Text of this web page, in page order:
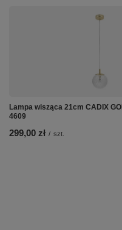
Lampa wisząca 21cm CADIX
4609
299,00 zł / szt.